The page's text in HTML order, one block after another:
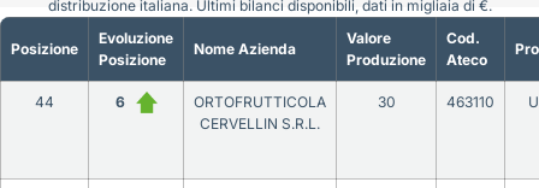
Posizione
Evoluzione
Posizione
Nome Azienda
Valore
Produzione
Cod.
Ateco
44 6
ORTOFRUTTICOLA
CERVELLIN S.R.L.
30 463110
distribuzione italiana. Ultimi bilanci disponibili, dati in migliaia di €.